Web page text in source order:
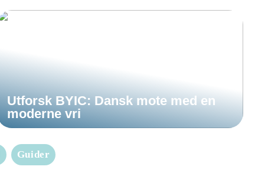
Utforsk BYIC: Dansk mote med en
moderne vri
Guider